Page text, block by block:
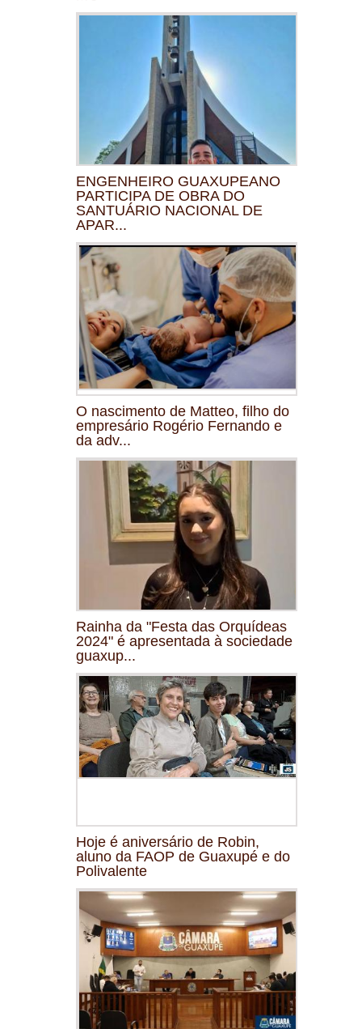
ENGENHEIRO GUAXUPEANO
PARTICIPA DE OBRA DO
SANTUÁRIO NACIONAL DE
APAR...
O nascimento de Matteo, filho do
empresário Rogério Fernando e
da adv...
Rainha da "Festa das Orquídeas
2024" é apresentada à sociedade
guaxup...
Hoje é aniversário de Robin,
aluno da FAOP de Guaxupé e do
Polivalente